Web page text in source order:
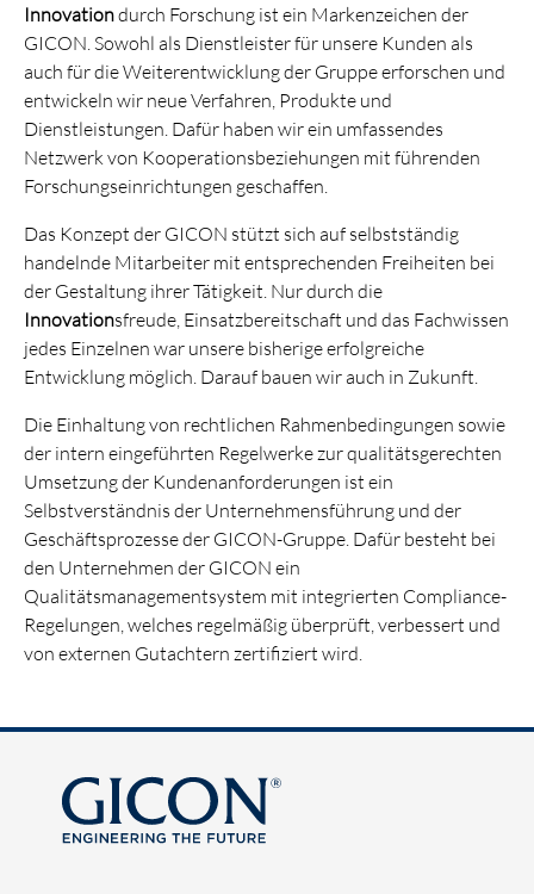
Innovationdurch Forschung ist ein Markenzeichen der
GICON. Sowohl als Dienstleister für unsere Kunden als
auch für die Weiterentwicklung der Gruppe erforschen und
entwickeln wir neue Verfahren, Produkte und
Dienstleistungen. Dafür haben wir ein umfassendes
Netzwerk von Kooperationsbeziehungen mit führenden
Forschungseinrichtungen geschaffen.
Das Konzept der GICON stützt sich auf selbstständig
handelnde Mitarbeiter mit entsprechenden Freiheiten bei
der Gestaltung ihrer Tätigkeit. Nur durch die
Innovationsfreude, Einsatzbereitschaft und das Fachwissen
jedes Einzelnen war unsere bisherige erfolgreiche
Entwicklung möglich. Darauf bauen wir auch in Zukunft.
Die Einhaltung von rechtlichen Rahmenbedingungen sowie
der intern eingeführten Regelwerke zur qualitätsgerechten
Umsetzung der Kundenanforderungen ist ein
Selbstverständnis der Unternehmensführung und der
Geschäftsprozesse der GICON-Gruppe. Dafür besteht bei
den Unternehmen der GICON ein
Qualitätsmanagementsystem mit integrierten Compliance-
Regelungen, welches regelmäßig überprüft, verbessert und
von externen Gutachtern zertifiziert wird.